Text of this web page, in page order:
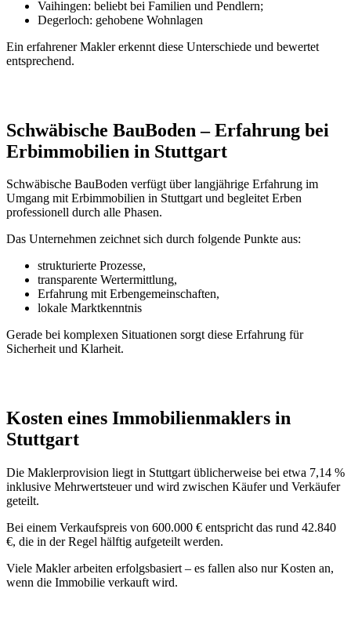
Vaihingen: beliebt bei Familien und Pendlern;
Degerloch: gehobene Wohnlagen
Ein erfahrener Makler erkennt diese Unterschiede und bewertet
entsprechend.
Schwäbische BauBoden – Erfahrung bei
Erbimmobilien in Stuttgart
Schwäbische BauBoden verfügt über langjährige Erfahrung im
Umgang mit Erbimmobilien in Stuttgart und begleitet Erben
professionell durch alle Phasen.
Das Unternehmen zeichnet sich durch folgende Punkte aus:
strukturierte Prozesse,
transparente Wertermittlung,
Erfahrung mit Erbengemeinschaften,
lokale Marktkenntnis
Gerade bei komplexen Situationen sorgt diese Erfahrung für
Sicherheit und Klarheit.
Kosten eines Immobilienmaklers in
Stuttgart
Die Maklerprovision liegt in Stuttgart üblicherweise bei etwa 7,14 %
inklusive Mehrwertsteuer und wird zwischen Käufer und Verkäufer
geteilt.
Bei einem Verkaufspreis von 600.000 € entspricht das rund 42.840
€, die in der Regel hälftig aufgeteilt werden.
Viele Makler arbeiten erfolgsbasiert – es fallen also nur Kosten an,
wenn die Immobilie verkauft wird.